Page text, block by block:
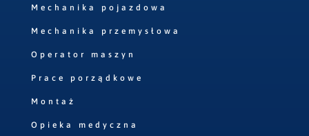
Mechanika pojazdowa
Mechanika przemysłowa
Operator maszyn
Prace porządkowe
Montaż
Opieka medyczna